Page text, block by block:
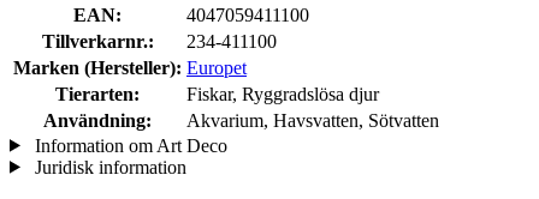
EAN:
4047059411100
Tillverkarnr.:
234-411100
Marken (Hersteller): Europet
Tierarten:
Fiskar, Ryggradslösa djur
Användning:
Akvarium, Havsvatten, Sötvatten
Information om Art Deco
Juridisk information